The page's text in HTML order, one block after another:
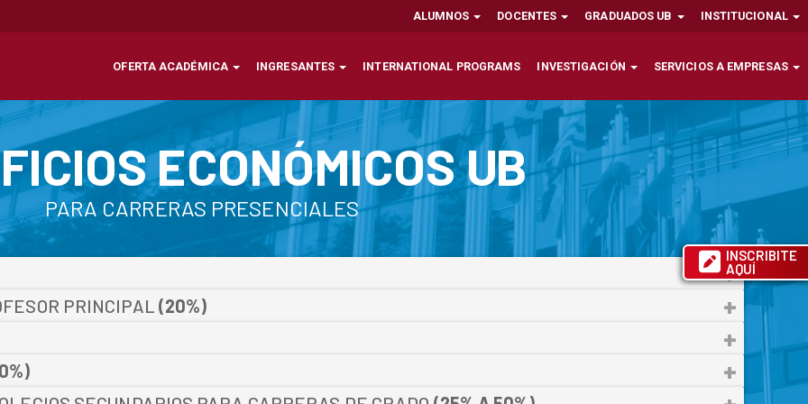
ALUMNOS DOCENTES GRADUADOS UB INSTITUCIONAL
OFERTA ACADÉMICA INGRESANTES INTERNATIONAL PROGRAMS INVESTIGACIÓN SERVICIOS A EMPRESAS
ECONÓMICOSUB
PARA CARRERAS PRESENCIALES
PRINCIPAL (20%)
INSCRIBITE
AQUÍ